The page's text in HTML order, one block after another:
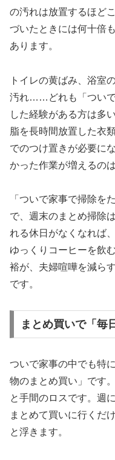
の汚れは放置するほど
づいたときには何十倍
あります。
トイレの黄ばみ、浴室
汚れ……どれも「つい
した経験がある方は多
脂を長時間放置した衣
でのつけ置きが必要に
かった作業が増えるの
「ついで家事で掃除を
で、週末のまとめ掃除
れる休日がなくなれば
ゆっくりコーヒーを飲
裕が、夫婦喧嘩を減ら
です。
まとめ買いで「毎
ついで家事の中でも特
物のまとめ買い」です
と手間のロスです。週
まとめて買いに行くだ
と浮きます。